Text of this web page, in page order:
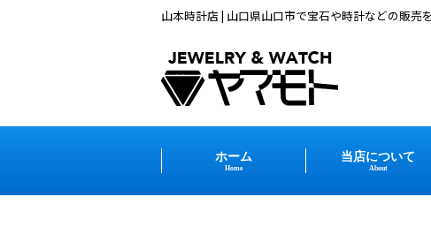
山本時計店 | 山口県山口市で宝石や時計などの販売
ホーム
Home
当店について
About